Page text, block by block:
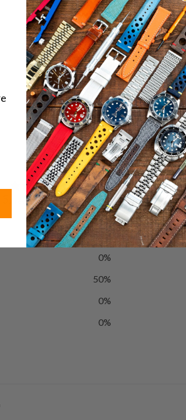
Twitter
22mm
Seiko
Acero
2
2 reviews
50
%
0%
50%
0%
0%